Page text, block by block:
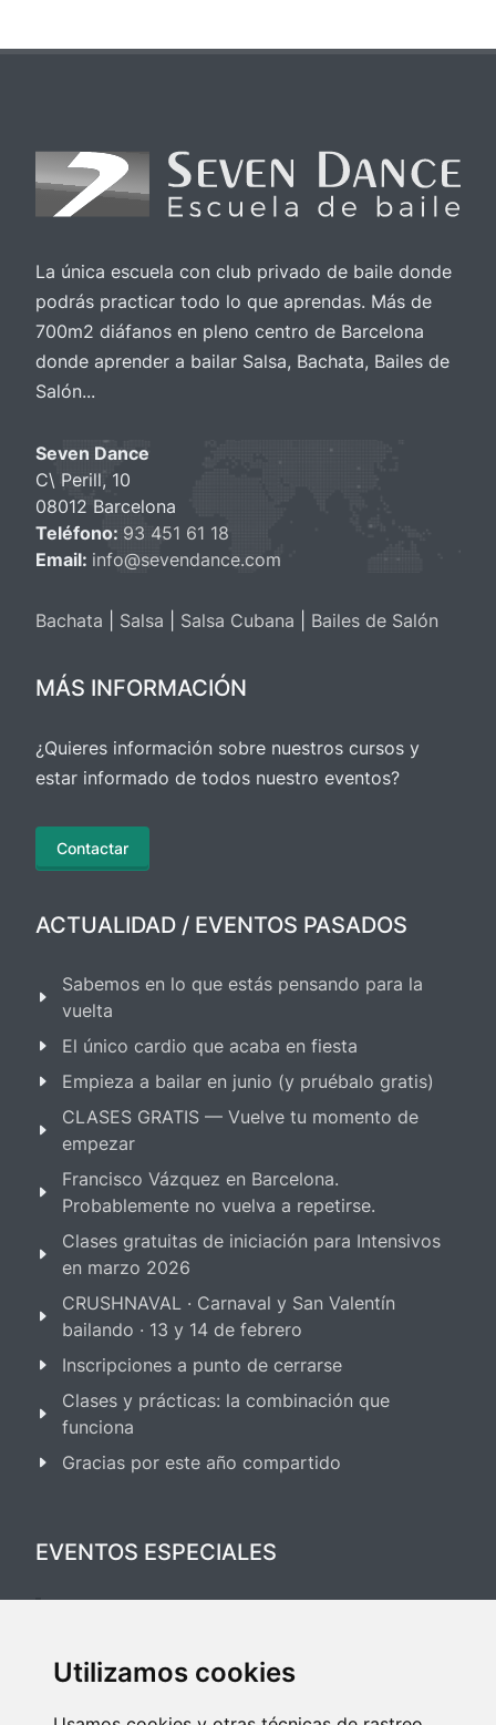
Utilizamos cookies
La única escuela con club privado de baile donde
podrás practicar todo lo que aprendas. Más de
700m2 diáfanos en pleno centro de Barcelona
donde aprender a bailar Salsa, Bachata, Bailes de
Salón...
Seven Dance
C\ Perill, 10
08012 Barcelona
Teléfono: 93 451 61 18
Email: info@sevendance.com
Bachata Salsa Salsa Cubana Bailes de Salón
MÁS INFORMACIÓN
¿Quieres información sobre nuestros cursos y
estar informado de todos nuestro eventos?
Contactar
ACTUALIDAD / EVENTOS PASADOS
Sabemos en lo que estás pensando para la
vuelta
El único cardio que acaba en fiesta
Empieza a bailar en junio (y pruébalo gratis)
CLASES GRATIS — Vuelve tu momento de
empezar
Francisco Vázquez en Barcelona.
Probablemente no vuelva a repetirse.
Clases gratuitas de iniciación para Intensivos
en marzo 2026
CRUSHNAVAL · Carnaval y San Valentín
bailando · 13 y 14 de febrero
Inscripciones a punto de cerrarse
Clases y prácticas: la combinación que
funciona
Gracias por este año compartido
EVENTOS ESPECIALES